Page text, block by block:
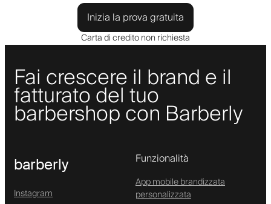
Inizia la prova gratuita
Carta di credito non richiesta
Fai crescere il brand e il
fatturato del tuo
barbershop con Barberly
barberly
Instagram
Funzionalità
App mobile brandizzata
personalizzata